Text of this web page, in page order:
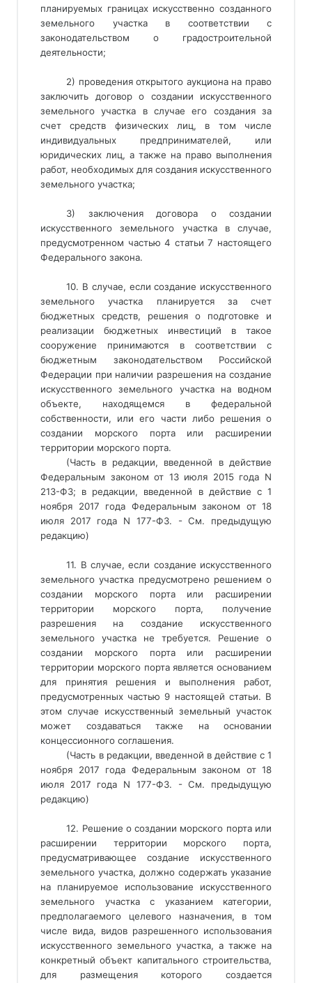
планируемых границах искусственно созданного
земельного участка в соответствии с
законодательством о градостроительной
деятельности;
2) проведения открытого аукциона на право
заключить договор о создании искусственного
земельного участка в случае его создания за
счет средств физических лиц, в том числе
индивидуальных предпринимателей, или
юридических лиц, а также на право выполнения
работ, необходимых для создания искусственного
земельного участка;
3) заключения договора о создании
искусственного земельного участка в случае,
предусмотренном частью 4 статьи 7 настоящего
Федерального закона.
10. В случае, если создание искусственного
земельного участка планируется за счет
бюджетных средств, решения о подготовке и
реализации бюджетных инвестиций в такое
сооружение принимаются в соответствии с
бюджетным законодательством Российской
Федерации при наличии разрешения на создание
искусственного земельного участка на водном
объекте, находящемся в федеральной
собственности, или его части либо решения о
создании морского порта или расширении
территории морского порта.
(Часть в редакции, введенной в действие
Федеральным законом от 13 июля 2015 года N
213-ФЗ; в редакции, введенной в действие с 1
ноября 2017 года Федеральным законом от 18
июля 2017 года N 177-ФЗ. - См. предыдущую
редакцию)
11. В случае, если создание искусственного
земельного участка предусмотрено решением о
создании морского порта или расширении
территории морского порта, получение
разрешения на создание искусственного
земельного участка не требуется. Решение о
создании морского порта или расширении
территории морского порта является основанием
для принятия решения и выполнения работ,
предусмотренных частью 9 настоящей статьи. В
этом случае искусственный земельный участок
может создаваться также на основании
концессионного соглашения.
(Часть в редакции, введенной в действие с 1
ноября 2017 года Федеральным законом от 18
июля 2017 года N 177-ФЗ. - См. предыдущую
редакцию)
12. Решение о создании морского порта или
расширении территории морского порта,
предусматривающее создание искусственного
земельного участка, должно содержать указание
на планируемое использование искусственного
земельного участка с указанием категории,
предполагаемого целевого назначения, в том
числе вида, видов разрешенного использования
искусственного земельного участка, а также на
конкретный объект капитального строительства,
для размещения которого создается